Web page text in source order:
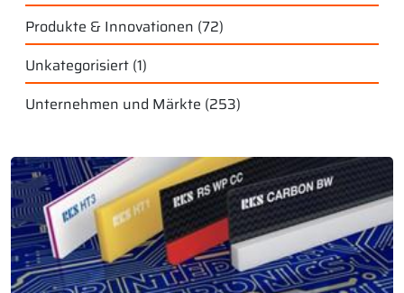
Produkte & Innovationen (72)
Unkategorisiert (1)
Unternehmen und Märkte (253)